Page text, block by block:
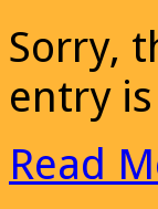
Sorry,
entry
Read